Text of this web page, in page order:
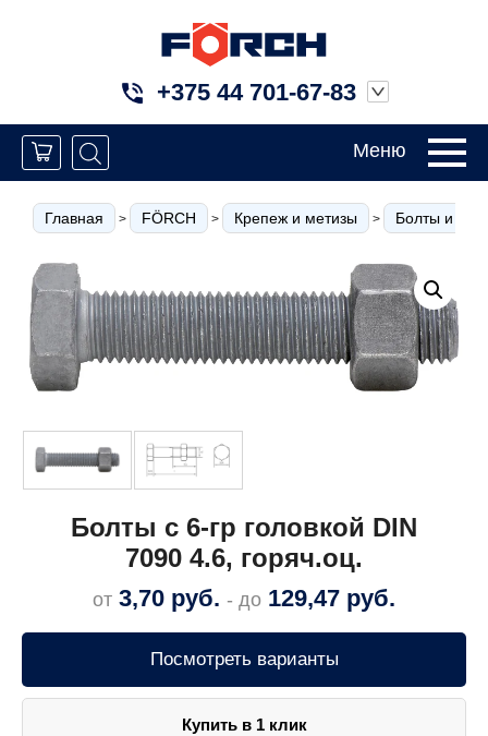
+375 44 701-67-83
Меню
Главная > FÖRCH > Крепеж и метизы > Болты и
Болты с 6-гр головкой DIN
7090 4.6, горяч.оц.
от 3,70 руб. - до 129,47 руб.
Посмотреть варианты
Купить в 1 клик